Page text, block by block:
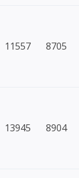
11557 8705
13945 8904